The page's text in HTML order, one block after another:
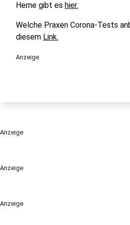
Anzeige
Anzeige
Herne gibt es hier.
Welche Praxen Corona-Tests
diesem Link.
Anzeige
Anzeige